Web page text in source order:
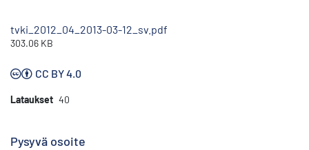
tvki_2012_04_2013-03-12_sv.pdf
303.06 KB
CC BY 4.0
Lataukset 40
Pysyvä osoite